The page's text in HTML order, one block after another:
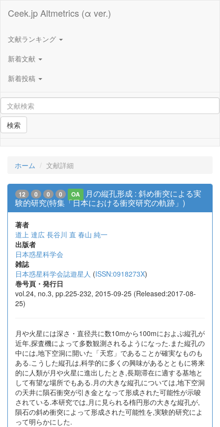
Ceek.jp Altmetrics (α ver.)
文献ランキング
新着文献
新着投稿
検索
ホーム 文献詳細
12 0 0 0 OA
月の縦孔形成 : 斜め衝突による実
験的研究(特集「日本における衝突研究の軌跡」)
著者
道上 達広 長谷川 直 春山 純一
出版者
日本惑星科学会
雑誌
日本惑星科学会誌遊星人 (ISSN:0918273X)
巻号頁・発行日
vol.24, no.3, pp.225-232, 2015-09-25 (Released:2017-08-
25)
月や火星には深さ・直径共に数10mから100mにおよぶ縦孔が
近年,探査機によって多数観測されるようになった.また縦孔の
中には,地下空洞に開いた「天窓」であることが確実なものも
ある.こうした縦孔は,科学的に多くの興味があるとともに将来
的に人類が月や火星に進出したとき,長期滞在に適する基地と
して有望な場所でもある.月の大きな縦孔については,地下空洞
の天井に隕石衝突が引き金となって形成された可能性が示唆
されている.本研究では,月に見られる楕円形の大きな縦孔が,
隕石の斜め衝突によって形成された可能性を,実験的研究によ
って明らかにした.